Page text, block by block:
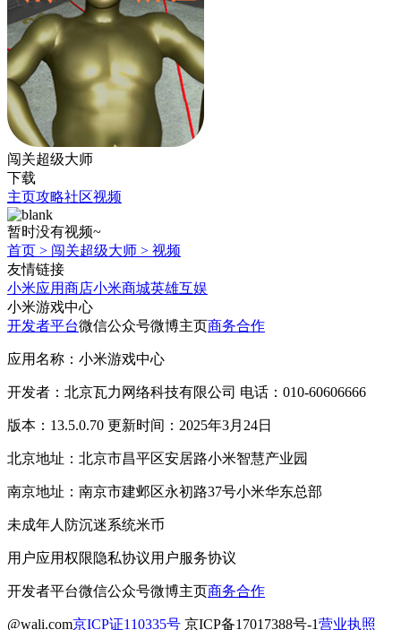
闯关超级大师
下载
主页攻略社区视频
暂时没有视频~
首页 > 闯关超级大师 > 视频
友情链接
小米应用商店小米商城英雄互娱
小米游戏中心
开发者平台微信公众号微博主页商务合作
应用名称：小米游戏中心
开发者：北京瓦力网络科技有限公司 电话：010-60606666
版本：13.5.0.70 更新时间：2025年3月24日
北京地址：北京市昌平区安居路小米智慧产业园
南京地址：南京市建邺区永初路37号小米华东总部
未成年人防沉迷系统米币
用户应用权限隐私协议用户服务协议
开发者平台微信公众号微博主页商务合作
@wali.com京ICP证110335号 京ICP备17017388号-1营业执照